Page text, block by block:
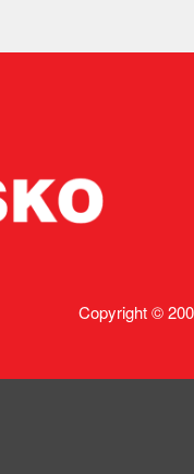
Copyright ©